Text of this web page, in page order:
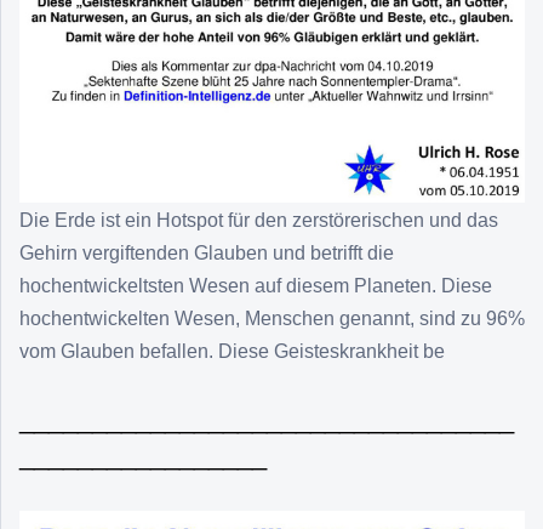
Die Erde ist ein Hotspot für den zerstörerischen und das
Gehirn vergiftenden Glauben und betrifft die
hochentwickeltsten Wesen auf diesem Planeten. Diese
hochentwickelten Wesen, Menschen genannt, sind zu 96%
vom Glauben befallen. Diese Geisteskrankheit be